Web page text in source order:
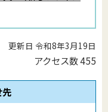
更新日 令和8年3月19日
アクセス数455
先